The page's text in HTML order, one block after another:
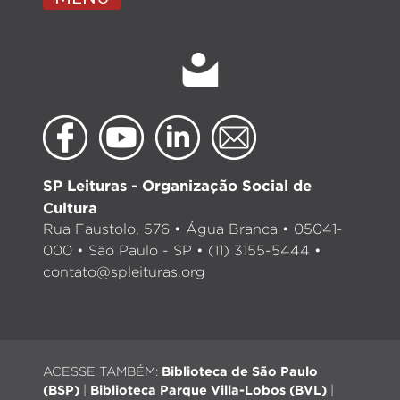
SP Leituras - Organização Social de
Cultura
Rua Faustolo, 576 • Água Branca • 05041-
000 • São Paulo - SP • (11) 3155-5444 •
contato@spleituras.org
ACESSE TAMBÉM: Biblioteca de São Paulo
(BSP)
Biblioteca Parque Villa-Lobos (BVL)